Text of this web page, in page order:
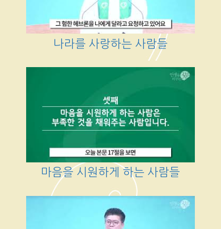
나라를 사랑하는 사람들
마음을 시원하게 하는 사람들